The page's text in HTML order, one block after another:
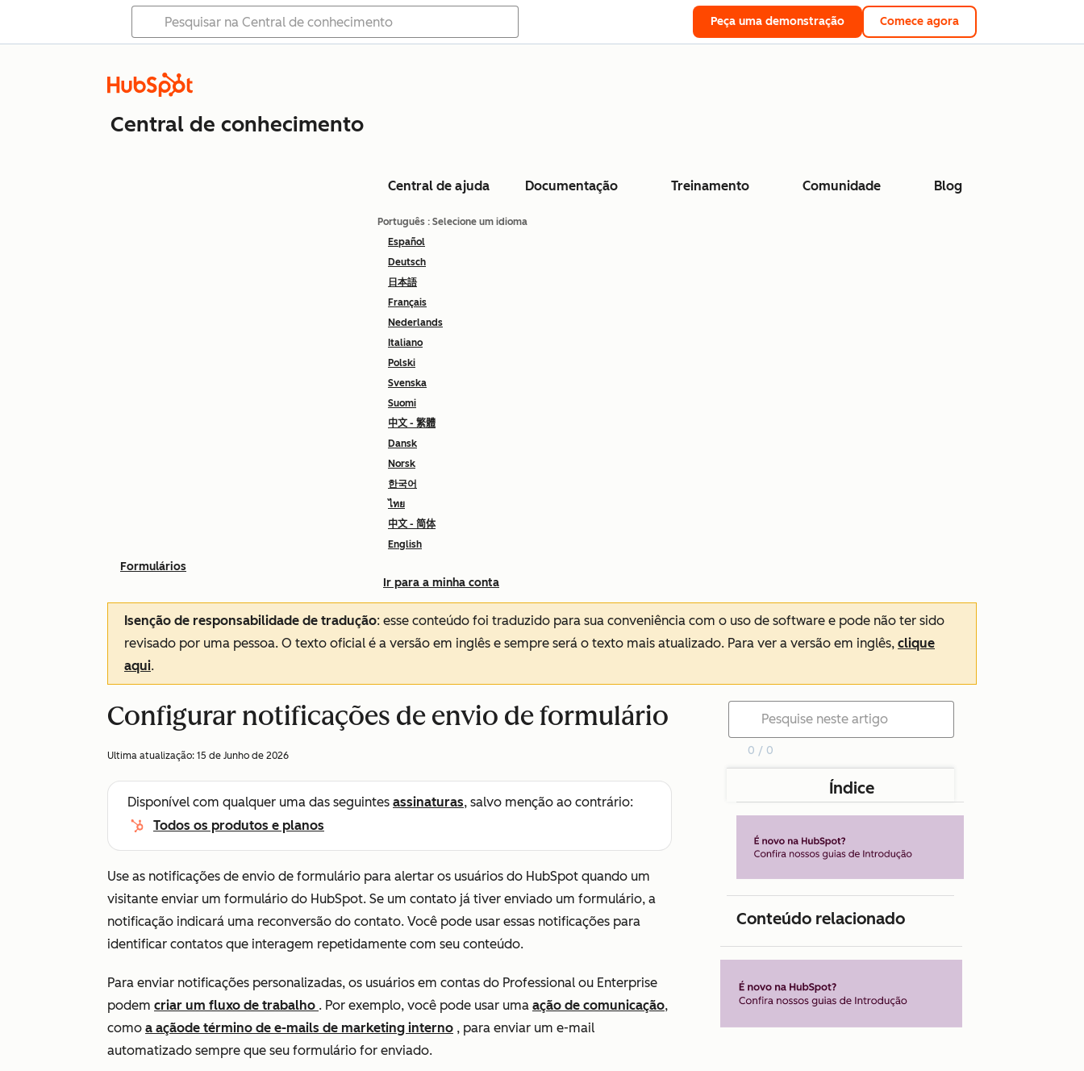
Peça uma demonstração Comece agora
Central de conhecimento
Central de ajuda Documentação Treinamento Comunidade Blog
Português : Selecione um idioma
Español
Deutsch
日本語
Français
Nederlands
Italiano
Polski
Svenska
Suomi
中文 - 繁體
Dansk
Norsk
한국어
ไทย
中文 - 简体
English
Ir para a minha conta
Formulários
Isenção de responsabilidade de tradução: esse conteúdo foi traduzido para sua conveniência com o uso de software e pode não ter sido
revisado por uma pessoa. O texto oficial é a versão em inglês e sempre será o texto mais atualizado. Para ver a versão em inglês, clique
aqui.
Configurar notificações de envio de formulário
Ultima atualização: 15 de Junho de 2026
Disponível com qualquer uma das seguintes assinaturas, salvo menção ao contrário:
Todos os produtos e planos
Use as notificações de envio de formulário para alertar os usuários do HubSpot quando um
visitante enviar um formulário do HubSpot. Se um contato já tiver enviado um formulário, a
notificação indicará uma reconversão do contato. Você pode usar essas notificações para
identificar contatos que interagem repetidamente com seu conteúdo.
Para enviar notificações personalizadas, os usuários em contas do Professional ou Enterprise
podem criar um fluxo de trabalho . Por exemplo, você pode usar uma ação de comunicação,
como a açãode término de e-mails de marketing interno , para enviar um e-mail
automatizado sempre que seu formulário for enviado.
0 / 0
Índice
Conteúdo relacionado